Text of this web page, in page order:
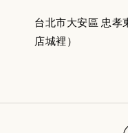
台北市大安區 忠孝
店城裡）